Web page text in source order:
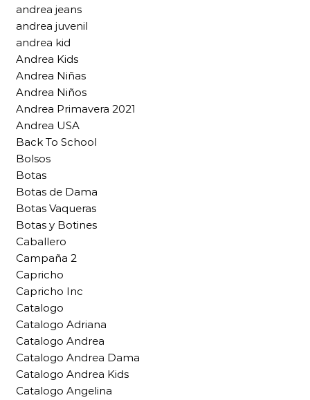
andrea jeans
andrea juvenil
andrea kid
Andrea Kids
Andrea Niñas
Andrea Niños
Andrea Primavera 2021
Andrea USA
Back To School
Bolsos
Botas
Botas de Dama
Botas Vaqueras
Botas y Botines
Caballero
Campaña 2
Capricho
Capricho Inc
Catalogo
Catalogo Adriana
Catalogo Andrea
Catalogo Andrea Dama
Catalogo Andrea Kids
Catalogo Angelina